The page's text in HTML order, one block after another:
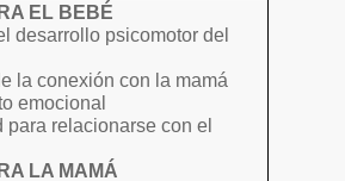
EL BEBÉ
desarrollo psicomotor del
la conexión con la mamá
emocional
para relacionarse con el
LA MAMÁ